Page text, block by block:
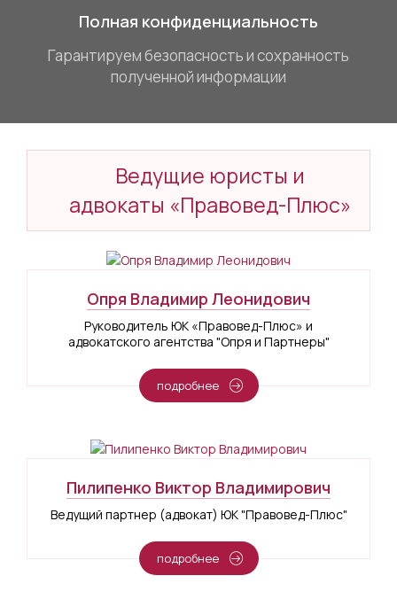
Полная конфиденциальность
Гарантируем безопасность и сохранность
полученной информации
Ведущие юристы и
адвокаты «Правовед-Плюс»
Опря Владимир Леонидович
Руководитель ЮК «Правовед-Плюс» и
адвокатского агентства "Опря и Партнеры"
подробнее
Пилипенко Виктор Владимирович
Ведущий партнер (адвокат) ЮК "Правовед-Плюс"
подробнее